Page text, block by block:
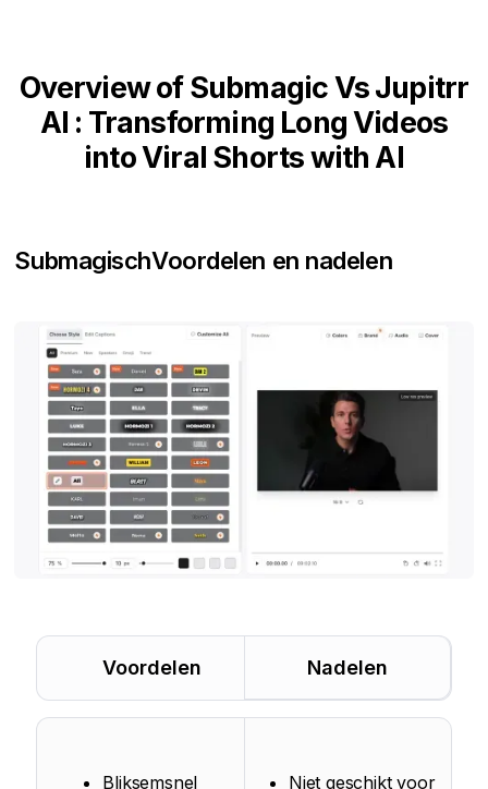
Overview of Submagic Vs Jupitrr
AI : Transforming Long Videos
into Viral Shorts with AI
SubmagischVoordelen en nadelen
Voordelen Nadelen
Bliksemsnel
Niet geschikt voor